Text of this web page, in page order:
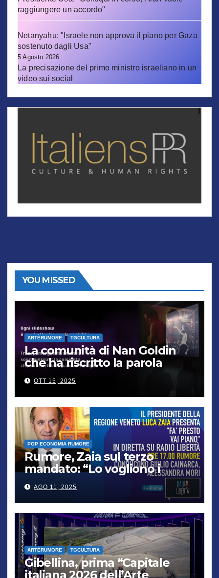
raggiungere un accordo"
Netanyahu: "Israele non approva il piano per Gaza
sostenuto dagli Usa"
5 Agosto 2026
La precisazione del primo ministro israeliano in un
video sui social
YOU MISSED
ARTÈRUMORE TGCULTURA
La comunità di Nan Goldin
che ha riscritto la parola
“famiglia”
OTT 15, 2025
POP ECONOMIA RUMORE
Rumore, Zaia sul terzo
mandato: “Lo vogliono i
cittadini, chi non lo capisce
verrà punito”
AGO 11, 2025
ARTÈRUMORE TGCULTURA
Gibellina, prima “Capitale
italiana 2026 dell’Arte